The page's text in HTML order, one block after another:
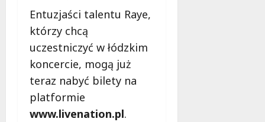
Entuzjaści talentu Raye,
którzy chcą
uczestniczyć w łódzkim
koncercie, mogą już
teraz nabyć bilety na
platformie
www.livenation.pl.